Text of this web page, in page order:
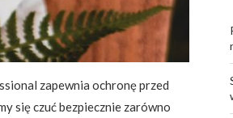
zapewnia ochronę przed
się czuć bezpiecznie zarówno